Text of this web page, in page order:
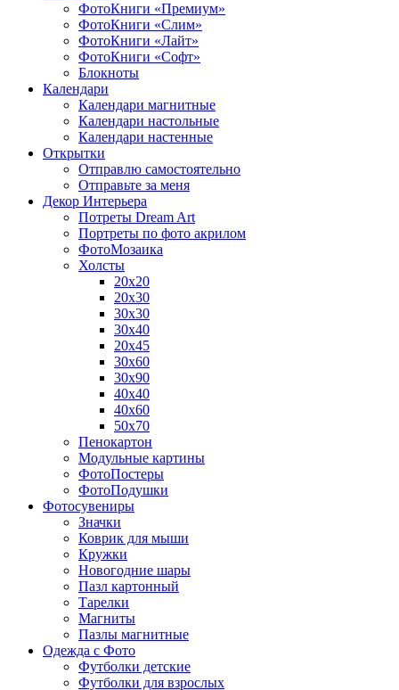
ФотоКниги «Премиум»
ФотоКниги «Слим»
ФотоКниги «Лайт»
ФотоКниги «Софт»
Блокноты
Календари
Календари магнитные
Календари настольные
Календари настенные
Открытки
Отправлю самостоятельно
Отправьте за меня
Декор Интерьера
Потреты Dream Art
Портреты по фото акрилом
ФотоМозаика
Холсты
20х20
20х30
30х30
30х40
20х45
30х60
30х90
40х40
40х60
50х70
Пенокартон
Модульные картины
ФотоПостеры
ФотоПодушки
Фотоcувениры
Значки
Коврик для мыши
Кружки
Новогодние шары
Пазл картонный
Тарелки
Магниты
Пазлы магнитные
Одежда с Фото
Футболки детские
Футболки для взрослых